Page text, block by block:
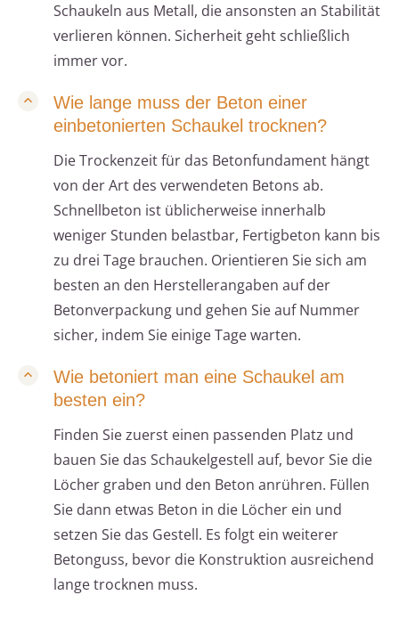
Schaukeln aus Metall, die ansonsten an Stabilität
verlieren können. Sicherheit geht schließlich
immer vor.
Wie lange muss der Beton einer
einbetonierten Schaukel trocknen?
Die Trockenzeit für das Betonfundament hängt
von der Art des verwendeten Betons ab.
Schnellbeton ist üblicherweise innerhalb
weniger Stunden belastbar, Fertigbeton kann bis
zu drei Tage brauchen. Orientieren Sie sich am
besten an den Herstellerangaben auf der
Betonverpackung und gehen Sie auf Nummer
sicher, indem Sie einige Tage warten.
Wie betoniert man eine Schaukel am
besten ein?
Finden Sie zuerst einen passenden Platz und
bauen Sie das Schaukelgestell auf, bevor Sie die
Löcher graben und den Beton anrühren. Füllen
Sie dann etwas Beton in die Löcher ein und
setzen Sie das Gestell. Es folgt ein weiterer
Betonguss, bevor die Konstruktion ausreichend
lange trocknen muss.